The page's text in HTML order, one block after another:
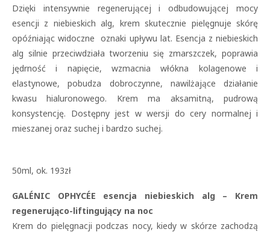
Dzięki intensywnie regenerującej i odbudowującej mocy
esencji z niebieskich alg, krem skutecznie pielęgnuje skórę
opóźniając widoczne oznaki upływu lat. Esencja z niebieskich
alg silnie przeciwdziała tworzeniu się zmarszczek, poprawia
jędrność i napięcie, wzmacnia włókna kolagenowe i
elastynowe, pobudza dobroczynne, nawilżające działanie
kwasu hialuronowego. Krem ma aksamitną, pudrową
konsystencję. Dostępny jest w wersji do cery normalnej i
mieszanej oraz suchej i bardzo suchej.
50ml, ok. 193zł
GALÉNIC OPHYCÉE esencja niebieskich alg – Krem
regenerująco-liftingujący na noc
Krem do pielęgnacji podczas nocy, kiedy w skórze zachodzą